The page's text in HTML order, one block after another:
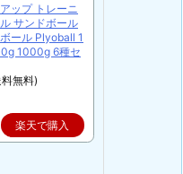
ップ トレーニ
サンドボール
ール Plyoball 1
1000g 6種セ
無料)
楽天で購入